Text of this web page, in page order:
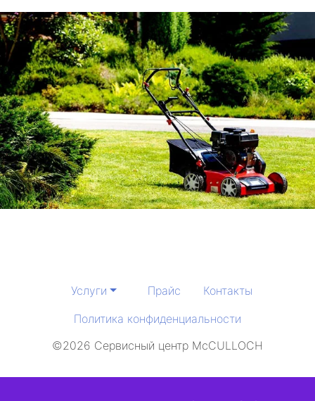
Услуги Прайс
Контакты
Политика конфиденциальности
©2026 Сервисный центр McCULLOCH